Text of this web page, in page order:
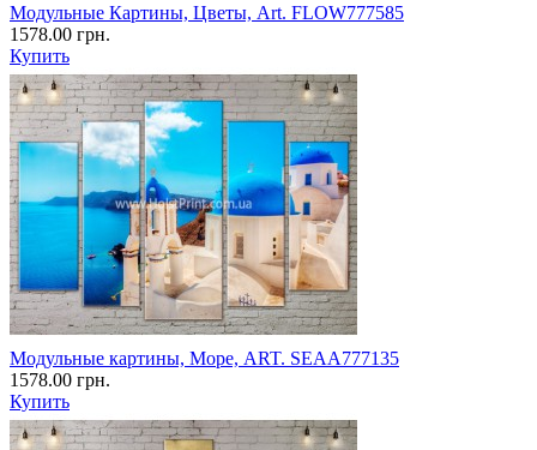
Модульные Картины, Цветы, Art. FLOW777585
1578.00 грн.
Купить
Модульные картины, Море, ART. SEAA777135
1578.00 грн.
Купить